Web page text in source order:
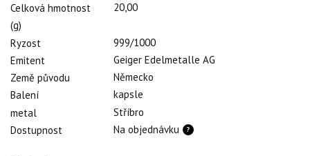
Celková hmotnost
(g)
20,00
Ryzost
999/1000
Emitent
Geiger Edelmetalle AG
Země původu
Německo
Balení
kapsle
metal
Stříbro
Dostupnost
Na objednávku